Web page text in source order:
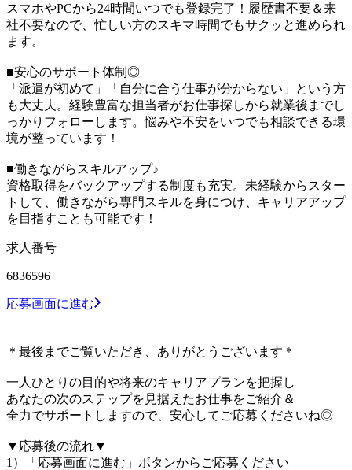
スマホやPCから24時間いつでも登録完了！履歴書不要＆来
社不要なので、忙しい方のスキマ時間でもサクッと進められ
ます。
■安心のサポート体制◎
「派遣が初めて」「自分に合う仕事が分からない」という方
も大丈夫。経験豊富な担当者がお仕事探しから就業後までし
っかりフォローします。悩みや不安をいつでも相談できる環
境が整っています！
■働きながらスキルアップ♪
資格取得をバックアップする制度も充実。未経験からスター
トして、働きながら専門スキルを身につけ、キャリアアップ
を目指すことも可能です！
求人番号
6836596
応募画面に進む
＊最後までご覧いただき、ありがとうございます＊
一人ひとりの目的や将来のキャリアプランを把握し
あなたの次のステップを見据えたお仕事をご紹介＆
全力でサポートしますので、安心してご応募くださいね◎
▼応募後の流れ▼
1）「応募画面に進む」ボタンからご応募ください